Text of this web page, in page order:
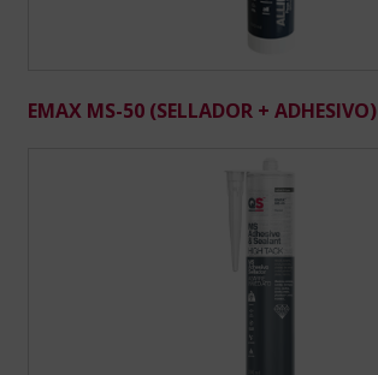
EMAX MS-50 (SELLADOR + ADHESIVO)